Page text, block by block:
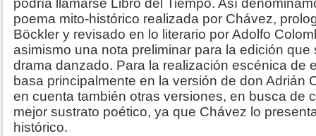
podría llamarse Libro del Tiempo. Así
poema mito-histórico realizada por Chávez,
Böckler y revisado en lo literario por Adolfo
asimismo una nota preliminar para la edición
drama danzado. Para la realización escénica de
basa principalmente en la versión de don Adrián
en cuenta también otras versiones, en busca de
mejor sustrato poético, ya que Chávez lo
histórico.